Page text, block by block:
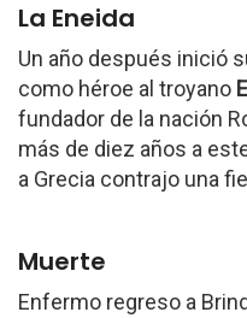
La Eneida
Un año después inició
como héroe al troyano
fundador de la nación
más de diez años a
a Grecia contrajo una
Muerte
Enfermo regreso a